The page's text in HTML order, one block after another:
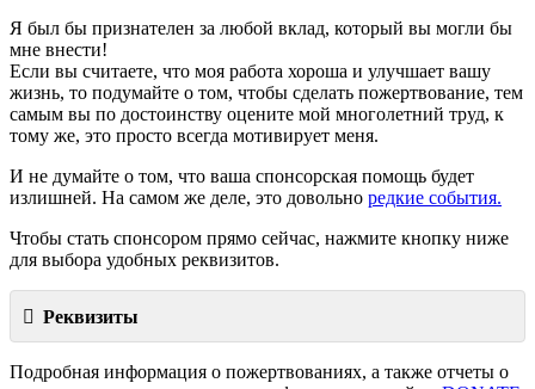
Я был бы признателен за любой вклад, который вы могли бы
мне внести!
Если вы считаете, что моя работа хороша и улучшает вашу
жизнь, то подумайте о том, чтобы сделать пожертвование, тем
самым вы по достоинству оцените мой многолетний труд, к
тому же, это просто всегда мотивирует меня.
И не думайте о том, что ваша спонсорская помощь будет
излишней. На самом же деле, это довольно редкие события.
Чтобы стать спонсором прямо сейчас, нажмите кнопку ниже
для выбора удобных реквизитов.
Реквизиты
Подробная информация о пожертвованиях, а также отчеты о